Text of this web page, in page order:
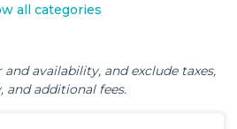
all categories
availability, and exclude taxes,
and additional fees.